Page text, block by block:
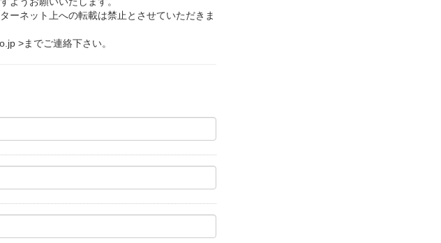
ーネット上への転載は禁止とさせていただきま
>までご連絡下さい。